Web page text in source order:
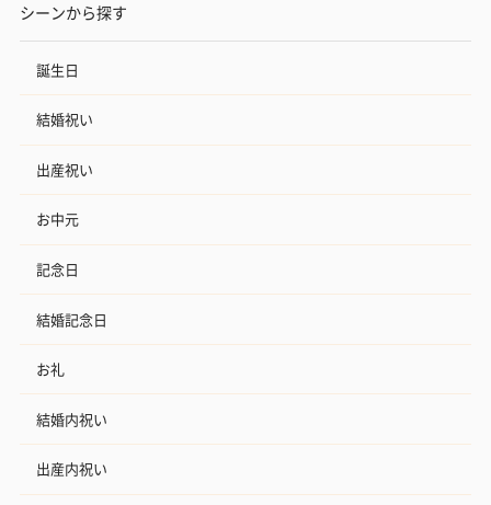
シーンから探す
誕生日
結婚祝い
出産祝い
お中元
記念日
結婚記念日
お礼
結婚内祝い
出産内祝い